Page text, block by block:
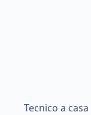
Tecnico a